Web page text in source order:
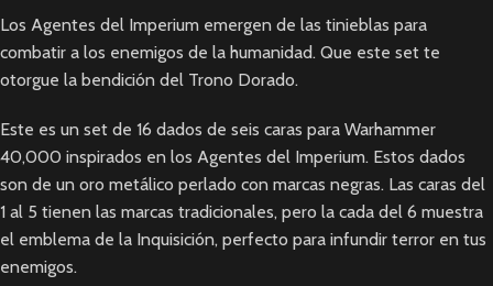
Los Agentes del Imperium emergen de las tinieblas para
combatir a los enemigos de la humanidad. Que este set te
otorgue la bendición del Trono Dorado.
Este es un set de 16 dados de seis caras para Warhammer
40,000 inspirados en los Agentes del Imperium. Estos dados
son de un oro metálico perlado con marcas negras. Las caras del
1 al 5 tienen las marcas tradicionales, pero la cada del 6 muestra
el emblema de la Inquisición, perfecto para infundir terror en tus
enemigos.